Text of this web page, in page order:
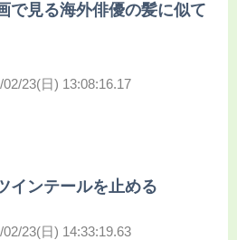
で見る海外俳優の髪に似て
02/23(日) 13:08:16.17
インテールを止める
02/23(日) 14:33:19.63